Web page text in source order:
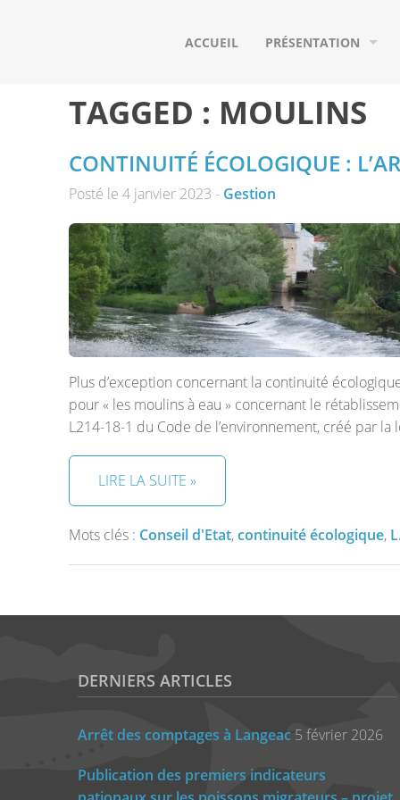
ACCUEIL PRÉSENTATION
NOS ADHÉRENTS
NOS PARTENAIRES
LE BASSIN VERSANT
LES POISSONS
TAGGED : MOULINS
CONTINUITÉ ÉCOLOGIQUE :
Posté le 4 janvier 2023 - Gestion
Plus d’exception concernant la continuité
pour « les moulins à eau » concernant le
L214-18-1 du Code de l’environnement, créé par la
LIRE LA SUITE »
Mots clés : Conseil d'Etat,continuité écologique,
DERNIERS ARTICLES
Arrêt des comptages à Langeac 5 février 2026
Publication des premiers indicateurs